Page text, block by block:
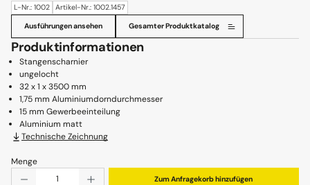
L-Nr.: 1002 Artikel-Nr.: 1002.1457
Ausführungen ansehen Gesamter Produktkatalog
Produktinformationen
Stangenscharnier
ungelocht
32 x 1 x 3500 mm
1,75 mm Aluminiumdorndurchmesser
15 mm Gewerbeeinteilung
Aluminium matt
Technische Zeichnung
Menge
Produkt Anzahl: Gib den gewünschten Wert ein oder
Zum Anfragekorb hinzufügen